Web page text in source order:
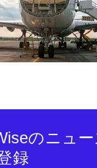
のニュー
録